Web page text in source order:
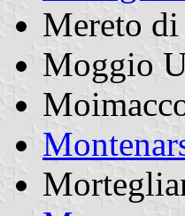
Mereto di
Moggio